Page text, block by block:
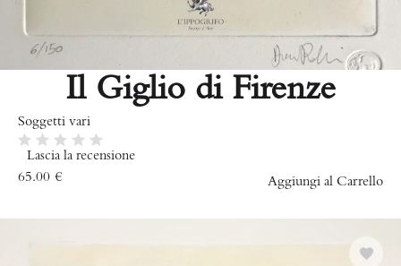
Il Giglio di Firenze
Soggetti vari
Lascia la recensione
€
65.00 Aggiungi al Carrello